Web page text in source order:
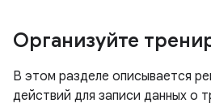
Организуйте
В этом разделе описывается
действий для записи данных о